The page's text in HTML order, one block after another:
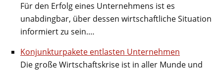
Für den Erfolg eines Unternehmens ist es
unabdingbar, über dessen wirtschaftliche Situation
informiert zu sein.…
Konjunkturpakete entlasten Unternehmen
Die große Wirtschaftskrise ist in aller Munde und